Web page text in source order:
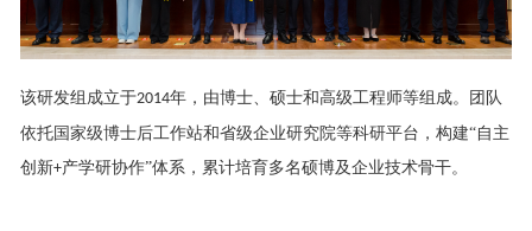
该研发组成立于2014年， 由博士、硕士和高级工程师等组成。团队
依托国家级博士后工作站和省级企业研究院等科研平台 ，构建“自主
创新+产学研协作”体系，累计培育多名硕博及企业技术骨干。